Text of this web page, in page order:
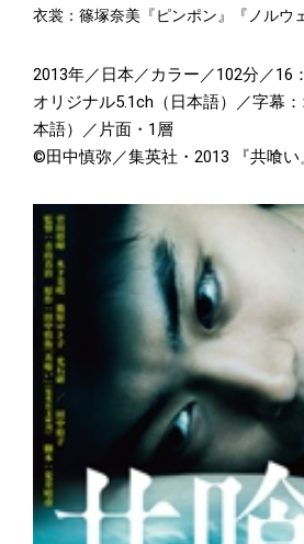
衣裳：篠塚奈美『ピンポン』『ノルウ
2013年／日本／カラー／102分／16
オリジナル5.1ch（日本語）／字幕
本語）／片面・1層
©田中慎弥／集英社・2013 『共喰い